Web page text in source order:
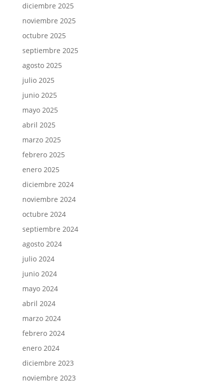
diciembre 2025
noviembre 2025
octubre 2025
septiembre 2025
agosto 2025
julio 2025
junio 2025
mayo 2025
abril 2025
marzo 2025
febrero 2025
enero 2025
diciembre 2024
noviembre 2024
octubre 2024
septiembre 2024
agosto 2024
julio 2024
junio 2024
mayo 2024
abril 2024
marzo 2024
febrero 2024
enero 2024
diciembre 2023
noviembre 2023